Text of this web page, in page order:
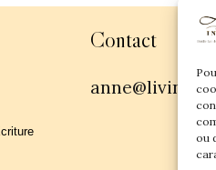
ou
Contact